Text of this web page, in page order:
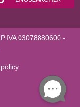
03078880600 -